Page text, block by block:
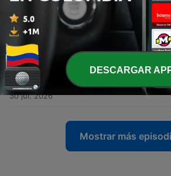
2638 -
Congreso financiará tiquetes de
para la posesión de Abelardo
31 jul. 2026
2637 - Fiscalía archiva el caso por la
coronel Óscar Dávila
30 jul. 2026
Mostrar más
DESCARGAR